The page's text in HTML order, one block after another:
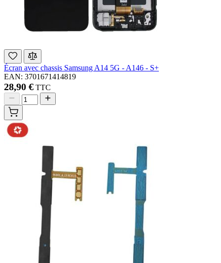
Écran avec chassis Samsung A14 5G - A146 - S+
EAN: 3701671414819
28,90 € TTC